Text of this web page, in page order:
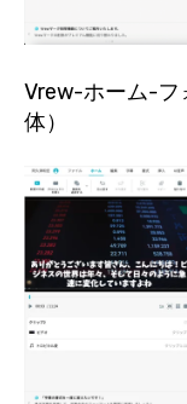
Vrew-ホーム-フ
体）